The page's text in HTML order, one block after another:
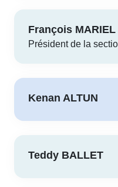
François MARIEL
Président de la
Kenan ALTUN
Teddy BALLET